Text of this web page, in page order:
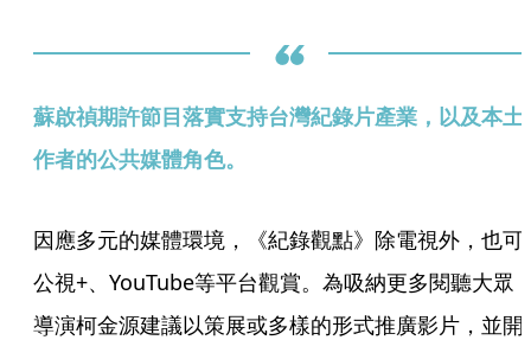
蘇啟禎期許節目落實支持台灣紀錄片產業，以及本土
作者的公共媒體角色。
因應多元的媒體環境，《紀錄觀點》除電視外，也可
公視+、YouTube等平台觀賞。為吸納更多閱聽大眾
導演柯金源建議以策展或多樣的形式推廣影片，並開